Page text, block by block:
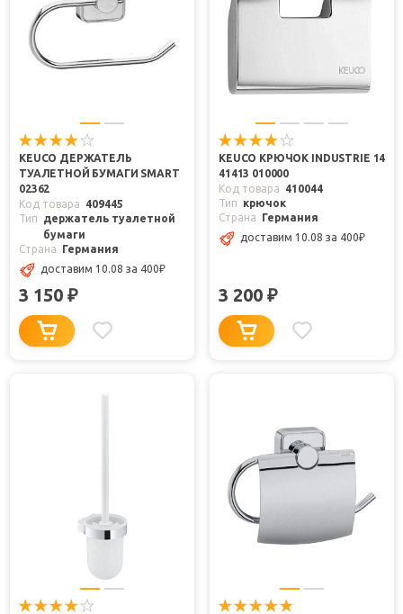
KEUCO ДЕРЖАТЕЛЬ
ТУАЛЕТНОЙ БУМАГИ SMART
02362
Код товара
409445
Тип
держатель туалетной
бумаги
Страна
Германия
доставим 10.08 за 400₽
3 150 ₽
KEUCO КРЮЧОК INDUSTRIE 14
41413 010000
Код товара
410044
Тип
крючок
Страна
Германия
доставим 10.08 за 400₽
3 200 ₽